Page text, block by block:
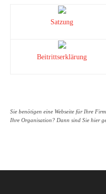
Satzung
Beitrittserklärung
Sie benötigen eine Webseite für Ihre
Ihre Organisation? Dann sind Sie hier